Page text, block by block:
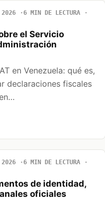
2026
6 MIN DE LECTURA
el Servicio
en Venezuela: qué es,
declaraciones fiscales
2026
6 MIN DE LECTURA
de identidad,
oficiales